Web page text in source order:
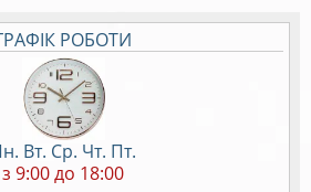
РОБОТИ
Вт. Ср. Чт. Пт.
з 9:00 до 18:00